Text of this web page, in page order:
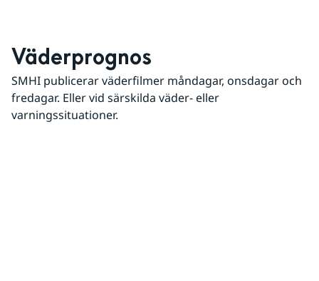
Väderprognos
SMHI publicerar väderfilmer måndagar, onsdagar och
fredagar. Eller vid särskilda väder- eller
varningssituationer.